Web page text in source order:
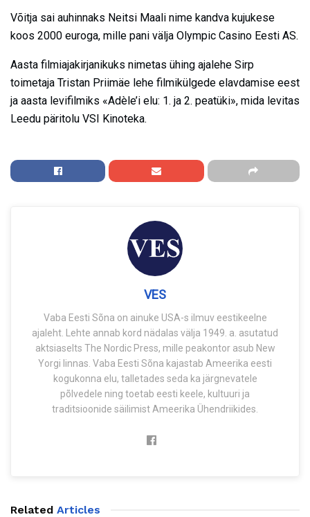
Võitja sai auhinnaks Neitsi Maali nime kandva kujukese
koos 2000 euroga, mille pani välja Olympic Casino Eesti AS.
Aasta filmiajakirjanikuks nimetas ühing ajalehe Sirp
toimetaja Tristan Priimäe lehe filmikülgede elavdamise eest
ja aasta levifilmiks «Adèle’i elu: 1. ja 2. peatüki», mida levitas
Leedu päritolu VSI Kinoteka.
VES
Vaba Eesti Sõna on ainuke USA-s ilmuv eestikeelne
ajaleht. Lehte annab kord nädalas välja 1949. a. asutatud
aktsiaselts The Nordic Press, mille peakontor asub New
Yorgi linnas. Vaba Eesti Sõna kajastab Ameerika eesti
kogukonna elu, talletades seda ka järgnevatele
põlvedele ning toetab eesti keele, kultuuri ja
traditsioonide säilimist Ameerika Ühendriikides.
Related Articles